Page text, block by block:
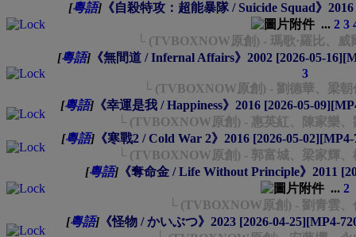
[粵語] 《自殺特攻：超能暴隊 / Suicide Squad》
... 2 3
└ (TVBOXNOW原創) - 瑪歌·羅比、威
[粵語] 《無間道 / Infernal Affairs》2002 [2026-05-
3
└ (TVBOXNOW原創) - 劉德華、梁
[粵語]《幸運是我 / Happiness》2016 [2026-05-
└ (TVBOXNOW原創) - 惠英紅、陳家樂
[粵語] 《寒戰2 / Cold War 2》2016 [2026-05-
└ (TVBOXNOW原創) - 郭富城、梁家輝
[粵語]《奪命金 / Life Without Principle》2011
... 2
└ (TVBOXNOW原創) - 劉青雲
[粵語]《怪物 / かいぶつ》2023 [2026-04-25][MP4-